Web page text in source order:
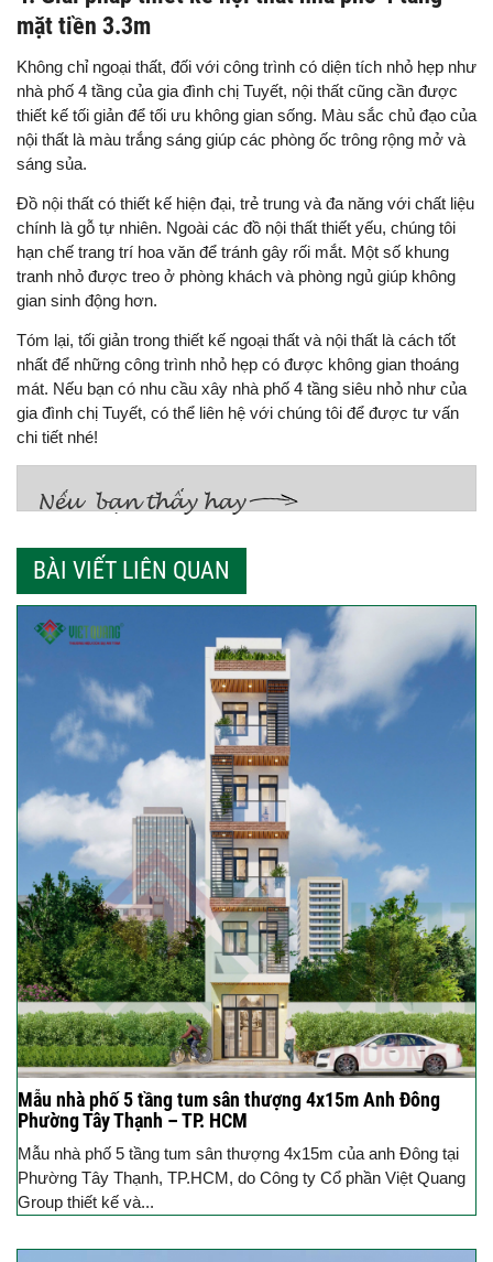
mặt tiền 3.3m
Không chỉ ngoại thất, đối với công trình có diện tích nhỏ hẹp như
nhà phố 4 tầng của gia đình chị Tuyết, nội thất cũng cần được
thiết kế tối giản để tối ưu không gian sống. Màu sắc chủ đạo của
nội thất là màu trắng sáng giúp các phòng ốc trông rộng mở và
sáng sủa.
Đồ nội thất có thiết kế hiện đại, trẻ trung và đa năng với chất liệu
chính là gỗ tự nhiên. Ngoài các đồ nội thất thiết yếu, chúng tôi
hạn chế trang trí hoa văn để tránh gây rối mắt. Một số khung
tranh nhỏ được treo ở phòng khách và phòng ngủ giúp không
gian sinh động hơn.
Tóm lại, tối giản trong thiết kế ngoại thất và nội thất là cách tốt
nhất để những công trình nhỏ hẹp có được không gian thoáng
mát. Nếu bạn có nhu cầu xây nhà phố 4 tầng siêu nhỏ như của
gia đình chị Tuyết, có thể liên hệ với chúng tôi để được tư vấn
chi tiết nhé!
BÀI VIẾT LIÊN QUAN
Mẫu nhà phố 5 tầng tum sân thượng 4x15m Anh Đông
Phường Tây Thạnh – TP. HCM
Mẫu nhà phố 5 tầng tum sân thượng 4x15m của anh Đông tại
Phường Tây Thạnh, TP.HCM, do Công ty Cổ phần Việt Quang
Group thiết kế và...